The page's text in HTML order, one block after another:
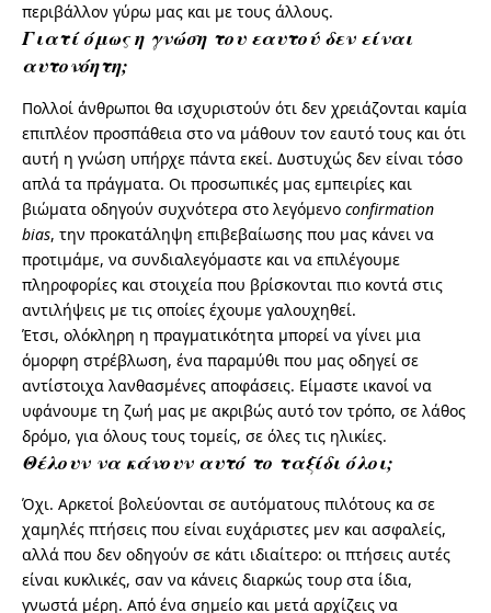
περιβάλλον γύρω μας και με τους άλλους.
Γιατί όμως η γνώση του εαυτού δεν είναι
αυτονόητη;
Πολλοί άνθρωποι θα ισχυριστούν ότι δεν χρειάζονται καμία
επιπλέον προσπάθεια στο να μάθουν τον εαυτό τους και ότι
αυτή η γνώση υπήρχε πάντα εκεί. Δυστυχώς δεν είναι τόσο
απλά τα πράγματα. Οι προσωπικές μας εμπειρίες και
βιώματα οδηγούν συχνότερα στο λεγόμενο confirmation
bias, την προκατάληψη επιβεβαίωσης που μας κάνει να
προτιμάμε, να συνδιαλεγόμαστε και να επιλέγουμε
πληροφορίες και στοιχεία που βρίσκονται πιο κοντά στις
αντιλήψεις με τις οποίες έχουμε γαλουχηθεί.
Έτσι, ολόκληρη η πραγματικότητα μπορεί να γίνει μια
όμορφη στρέβλωση, ένα παραμύθι που μας οδηγεί σε
αντίστοιχα λανθασμένες αποφάσεις. Είμαστε ικανοί να
υφάνουμε τη ζωή μας με ακριβώς αυτό τον τρόπο, σε λάθος
δρόμο, για όλους τους τομείς, σε όλες τις ηλικίες.
Θέλουν να κάνουν αυτό το ταξίδι όλοι;
Όχι. Αρκετοί βολεύονται σε αυτόματους πιλότους κα σε
χαμηλές πτήσεις που είναι ευχάριστες μεν και ασφαλείς,
αλλά που δεν οδηγούν σε κάτι ιδιαίτερο: οι πτήσεις αυτές
είναι κυκλικές, σαν να κάνεις διαρκώς τουρ στα ίδια,
γνωστά μέρη. Από ένα σημείο και μετά αρχίζεις να